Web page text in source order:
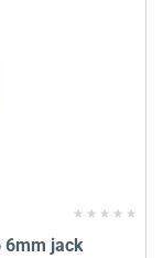
6mm jack